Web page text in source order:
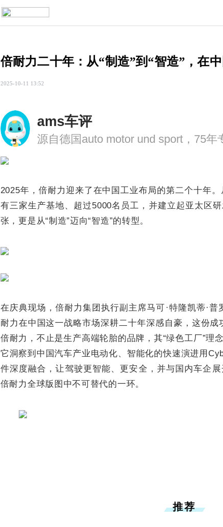
倍耐力二十年：从“制造”到“智造”，在
2025-10-11 13:52
ams车评
2025年，倍耐力迎来了在中国工业布局的第二个十年
有三家生产基地、超过5000名员工，并建立起亚太区
张，更是从“制造”迈向“智造”的转型。
在庆典现场，倍耐力集团执行副主席马可·特隆凯蒂·
耐力在中国这一战略市场深耕二十年深感自豪，这份
倍耐力，不止是生产高端轮胎的品牌，其“绿色工厂”理
它洞察到中国汽车产业电动化、智能化的快速演进用
件深度融合，让驾驶更智能、更安全，并与国内车企
倍耐力全球版图中不可替代的一环。
推荐